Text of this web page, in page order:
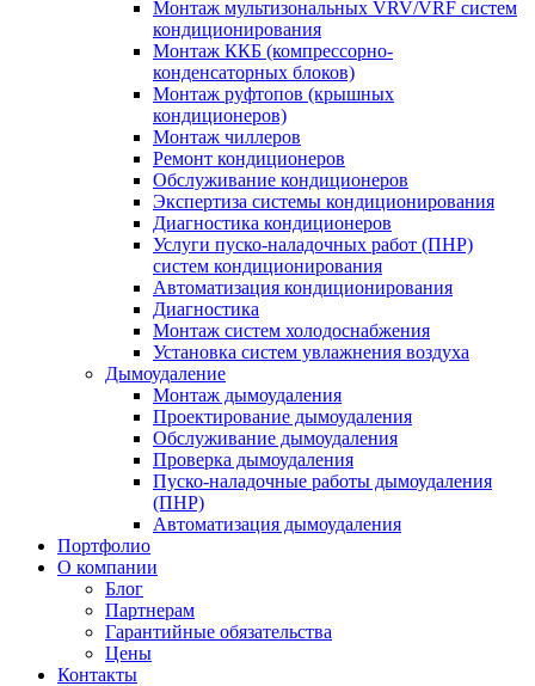
Монтаж мультизональных VRV/VRF систем
кондиционирования
Монтаж ККБ (компрессорно-
конденсаторных блоков)
Монтаж руфтопов (крышных
кондиционеров)
Монтаж чиллеров
Ремонт кондиционеров
Обслуживание кондиционеров
Экспертиза системы кондиционирования
Диагностика кондиционеров
Услуги пуско-наладочных работ (ПНР)
систем кондиционирования
Автоматизация кондиционирования
Диагностика
Монтаж систем холодоснабжения
Установка систем увлажнения воздуха
Дымоудаление
Монтаж дымоудаления
Проектирование дымоудаления
Обслуживание дымоудаления
Проверка дымоудаления
Пуско-наладочные работы дымоудаления
(ПНР)
Автоматизация дымоудаления
Портфолио
О компании
Блог
Партнерам
Гарантийные обязательства
Цены
Контакты